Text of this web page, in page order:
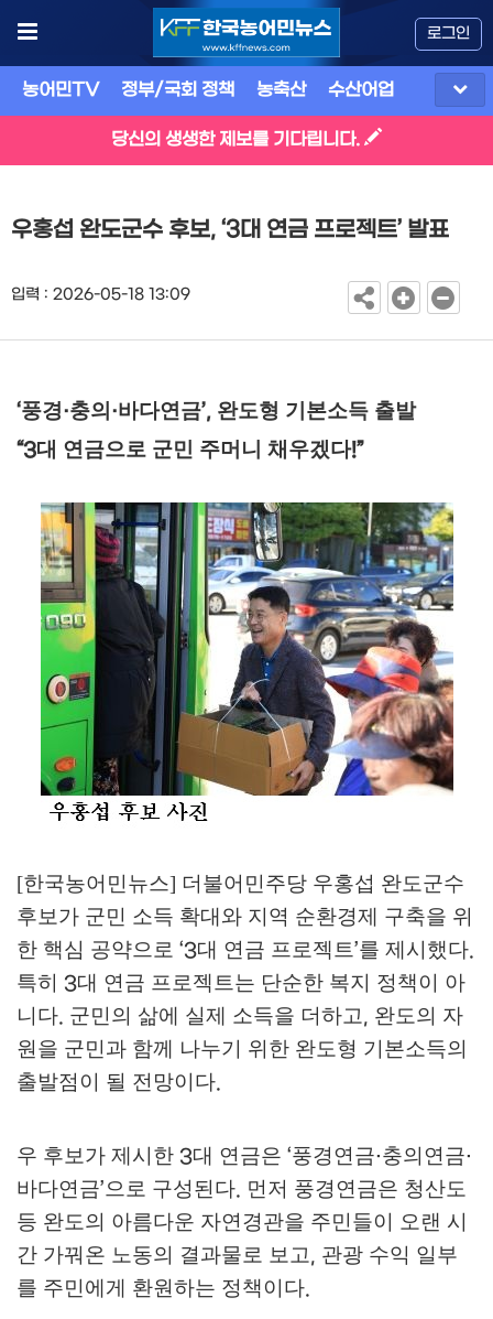
로그인
농어민TV 정부/국회 정책 농축산 수산어업
당신의 생생한 제보를 기다립니다.
우홍섭 완도군수 후보, ‘3대 연금 프로젝트’ 발표
입력 : 2026-05-18 13:09
‘풍경·충의 ·바다연금’, 완도형 기본소득 출발
“3대 연금으로 군민 주머니 채우겠다!”
[한국농어민뉴스] 더불어민주당 우홍섭 완도군수
후보가 군민 소득 확대와 지역 순환경제 구축을 위
한 핵심 공약으로 ‘3대 연금 프로젝트’를 제시했다.
특히 3대 연금 프로젝트는 단순한 복지 정책이 아
니다. 군민의 삶에 실제 소득을 더하고, 완도의 자
원을 군민과 함께 나누기 위한 완도형 기본소득의
출발점이 될 전망이다.
우 후보가 제시한 3대 연금은 ‘풍경연금·충의연금·
바다연금’으로 구성된다. 먼저 풍경연금은 청산도
등 완도의 아름다운 자연경관을 주민들이 오랜 시
간 가꿔온 노동의 결과물로 보고, 관광 수익 일부
를 주민에게 환원하는 정책이다.